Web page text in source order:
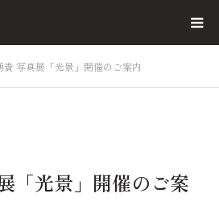
貴 写真展「光景」開催のご案内
「光景」開催のご案